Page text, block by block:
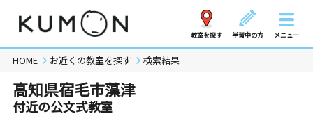
教室を探す 学習中の方 メニュー
HOME お近くの教室を探す 検索結果
高知県宿毛市藻津
付近の公文式教室